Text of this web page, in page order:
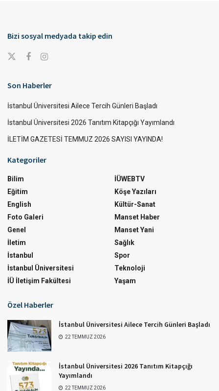
Bizi sosyal medyada takip edin
Son Haberler
İstanbul Üniversitesi Ailece Tercih Günleri Başladı
İstanbul Üniversitesi 2026 Tanıtım Kitapçığı Yayımlandı
İLETİM GAZETESİ TEMMUZ 2026 SAYISI YAYINDA!
Kategoriler
Bilim
Eğitim
English
Foto Galeri
Genel
İletim
İstanbul
İstanbul Üniversitesi
İÜ İletişim Fakültesi
İÜWEBTV
Köşe Yazıları
Kültür-Sanat
Manset Haber
Manset Yani
Sağlık
Spor
Teknoloji
Yaşam
Özel Haberler
İstanbul Üniversitesi Ailece Tercih Günleri Başladı
22 TEMMUZ 2026
İstanbul Üniversitesi 2026 Tanıtım Kitapçığı
Yayımlandı
22 TEMMUZ 2026